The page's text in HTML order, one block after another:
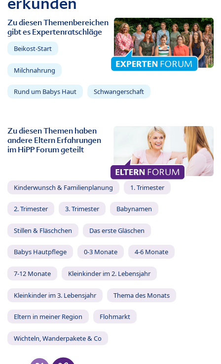
Zu diesen Themenbereichen
gibt es Expertenratschläge
Beikost-Start
Milchnahrung
Rund um Babys Haut Schwangerschaft
Zu diesen Themen haben
andere Eltern Erfahrungen
im HiPP Forum geteilt
Kinderwunsch & Familienplanung 1. Trimester
2. Trimester 3. Trimester Babynamen
Stillen & Fläschchen Das erste Gläschen
Babys Hautpflege 0-3 Monate 4-6 Monate
7-12 Monate Kleinkinder im 2. Lebensjahr
Kleinkinder im 3. Lebensjahr Thema des Monats
Eltern in meiner Region Flohmarkt
Wichteln, Wanderpakete & Co